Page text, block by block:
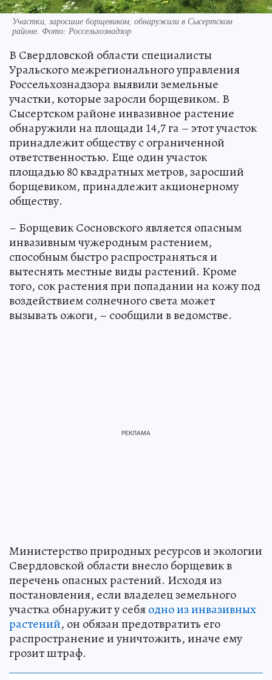
Участки, заросшие борщевиком, обнаружили в Сысертском
районе. Фото: Россельхознадзор
В Свердловской области специалисты
Уральского межрегионального управления
Россельхознадзора выявили земельные
участки, которые заросли борщевиком. В
Сысертском районе инвазивное растение
обнаружили на площади 14,7 га – этот участок
принадлежит обществу с ограниченной
ответственностью. Еще один участок
площадью 80 квадратных метров, заросший
борщевиком, принадлежит акционерному
обществу.
– Борщевик Сосновского является опасным
инвазивным чужеродным растением,
способным быстро распространяться и
вытеснять местные виды растений. Кроме
того, сок растения при попадании на кожу под
воздействием солнечного света может
вызывать ожоги, – сообщили в ведомстве.
Министерство природных ресурсов и экологии
Свердловской области внесло борщевик в
перечень опасных растений. Исходя из
постановления, если владелец земельного
участка обнаружит у себяодно из инвазивных
растений, он обязан предотвратить его
распространение и уничтожить, иначе ему
грозит штраф.